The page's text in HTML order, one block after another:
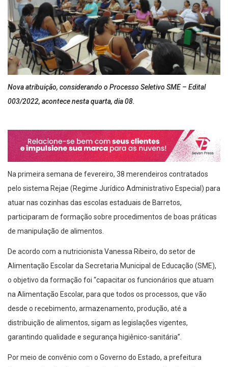
Nova atribuição, considerando o Processo Seletivo SME – Edital
003/2022, acontece nesta quarta, dia 08.
Na primeira semana de fevereiro, 38 merendeiros contratados
pelo sistema Rejae (Regime Jurídico Administrativo Especial) para
atuar nas cozinhas das escolas estaduais de Barretos,
participaram de formação sobre procedimentos de boas práticas
de manipulação de alimentos.
De acordo com a nutricionista Vanessa Ribeiro, do setor de
Alimentação Escolar da Secretaria Municipal de Educação (SME),
o objetivo da formação foi “capacitar os funcionários que atuam
na Alimentação Escolar, para que todos os processos, que vão
desde o recebimento, armazenamento, produção, até a
distribuição de alimentos, sigam as legislações vigentes,
garantindo qualidade e segurança higiênico-sanitária”.
Por meio de convênio com o Governo do Estado, a prefeitura